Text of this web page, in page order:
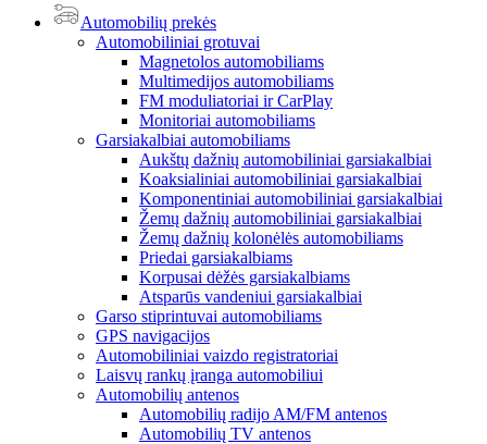
Automobilių prekės
Automobiliniai grotuvai
Magnetolos automobiliams
Multimedijos automobiliams
FM moduliatoriai ir CarPlay
Monitoriai automobiliams
Garsiakalbiai automobiliams
Aukštų dažnių automobiliniai garsiakalbiai
Koaksialiniai automobiliniai garsiakalbiai
Komponentiniai automobiliniai garsiakalbiai
Žemų dažnių automobiliniai garsiakalbiai
Žemų dažnių kolonėlės automobiliams
Priedai garsiakalbiams
Korpusai dėžės garsiakalbiams
Atsparūs vandeniui garsiakalbiai
Garso stiprintuvai automobiliams
GPS navigacijos
Automobiliniai vaizdo registratoriai
Laisvų rankų įranga automobiliui
Automobilių antenos
Automobilių radijo AM/FM antenos
Automobilių TV antenos